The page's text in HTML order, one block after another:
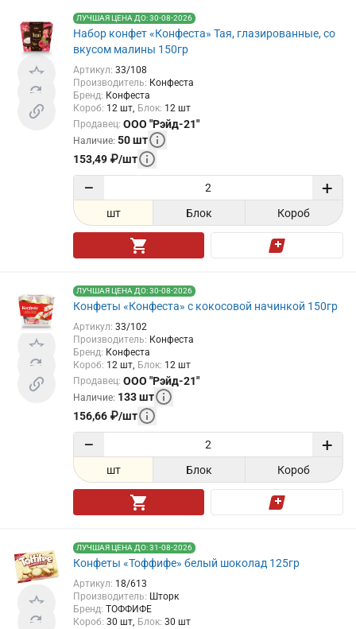
ЛУЧШАЯ ЦЕНА ДО: 30-08-2026
Набор конфет «Конфеста» Тая, глазированные, со
вкусом малины 150гр
Артикул: 33/108
Производитель: Конфеста
Бренд: Конфеста
Короб: 12 шт Блок: 12 шт
Продавец: ООО "Рэйд-21"
Наличие: 50шт
153,49 ₽/шт
− +
шт Блок Короб
ЛУЧШАЯ ЦЕНА ДО: 30-08-2026
Конфеты «Конфеста» с кокосовой начинкой 150гр
Артикул: 33/102
Производитель: Конфеста
Бренд: Конфеста
Короб: 12 шт Блок: 12 шт
Продавец: ООО "Рэйд-21"
Наличие: 133шт
156,66 ₽/шт
− +
шт Блок Короб
ЛУЧШАЯ ЦЕНА ДО: 31-08-2026
Конфеты «Тоффифе» белый шоколад 125гр
Артикул: 18/613
Производитель: Шторк
Бренд: ТОФФИФЕ
Короб: 30 шт Блок: 30 шт